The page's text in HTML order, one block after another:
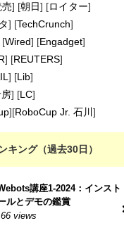
] [朝日] [ロイター]
] [TechCrunch]
[Wired] [Engadget]
] [REUTERS]
] [Lib]
] [LC]
][RoboCup Jr. 石川 ]
キング（過去30日）
講座1-2024：インスト
ルとデモの鑑賞
66 views